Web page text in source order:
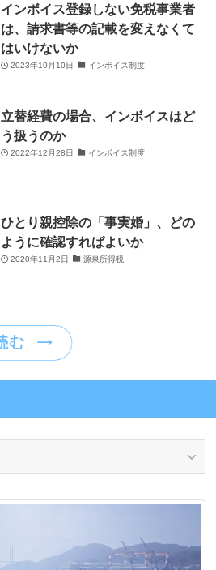
インボイス登録しない免税事業者
は、請求書等の記載を変えなくて
はいけないか
2023年10月10日 インボイス制度
立替経費の場合、インボイスはど
う扱うのか
2022年12月28日 インボイス制度
ひとり親控除の「事実婚」、どの
ように確認すればよいか
2020年11月2日 源泉所得税